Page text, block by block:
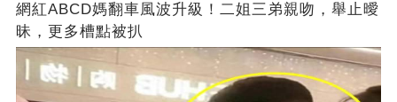
網紅ABCD媽翻車風波升級！二姐三弟親吻，舉止曖
昧，更多槽點被扒